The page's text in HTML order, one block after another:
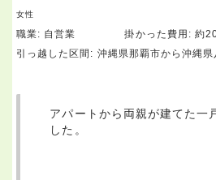
女性
職業: 自営業 掛かった費用: 約
引っ越した区間: 沖縄県那覇市から沖縄
アパートから両親が建てた一
した。